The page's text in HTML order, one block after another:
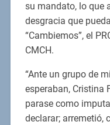
su mandato, lo que
desgracia que
“Cambiemos”, el
CMCH.
“Ante un grupo de
esperaban, Cristina
parase como
declarar; arremetió,